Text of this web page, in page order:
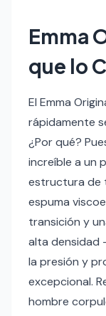
Emma
que lo
El Emma
rápidamente
¿Por qué?
increíble a un
estructura de
espuma
transición y
alta densidad
la presión y
excepcional.
hombre